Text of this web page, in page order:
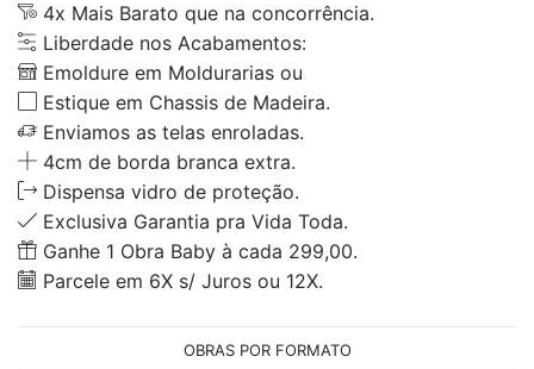
4x Mais Barato que na concorrência.
Liberdade nos Acabamentos:
Emoldure em Moldurarias ou
Estique em Chassis de Madeira.
Enviamos as telas enroladas.
4cm de borda branca extra.
Dispensa vidro de proteção.
Exclusiva Garantia pra Vida Toda.
Ganhe 1 Obra Baby à cada 299,00.
Parcele em 6X s/ Juros ou 12X.
OBRAS POR FORMATO